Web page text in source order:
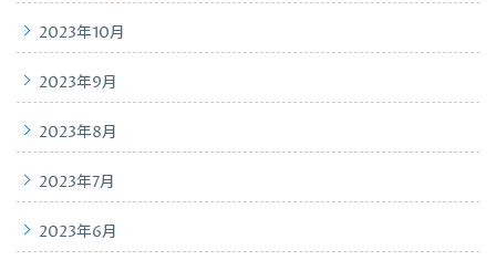
2023年10月
2023年9月
2023年8月
2023年7月
2023年6月